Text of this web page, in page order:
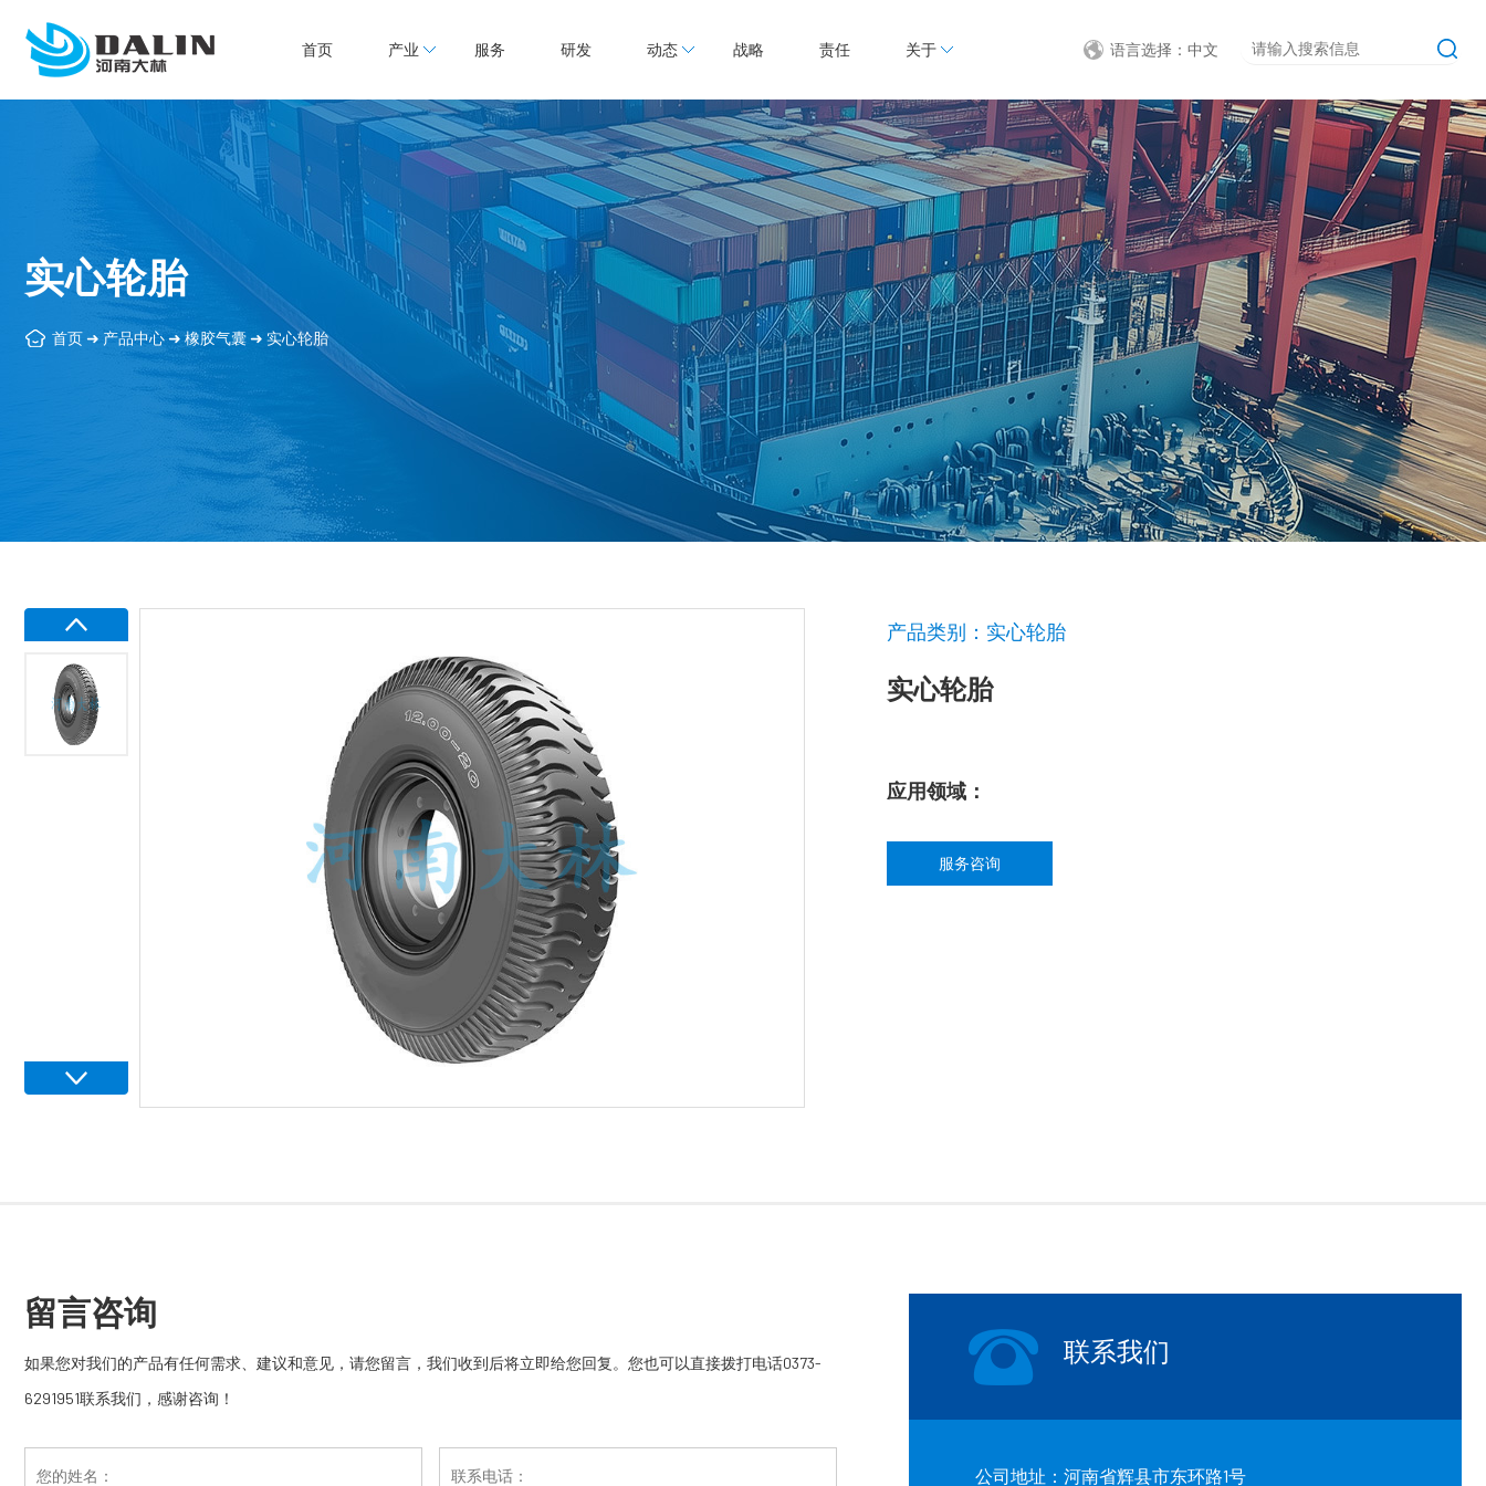
语言选择：中文
简体中文
English
首页 产业 服务 研发 动态 战略 责任 关于
实心轮胎
首页➜ 产品中心➜ 橡胶气囊➜ 实心轮胎
产品类别：实心轮胎
实心轮胎
应用领域：
服务咨询
留言咨询
如果您对我们的产品有任何需求、建议和意见，请您留言，我们收到后将立即给您回复。您也可以直接拨打电话0373-
6291951联系我们，感谢咨询！
联系我们
公司地址：河南省辉县市东环路1号